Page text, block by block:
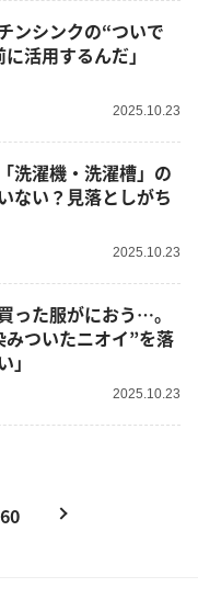
ンシンクの“ついで
活用するんだ」
2025.10.23
洗濯機・洗濯槽」の
ない？見落としがち
2025.10.23
った服がにおう…。
ついたニオイ”を落
」
2025.10.23
60